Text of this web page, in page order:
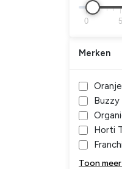
0 5
Merken
Buzzy
Horti
Toon meer